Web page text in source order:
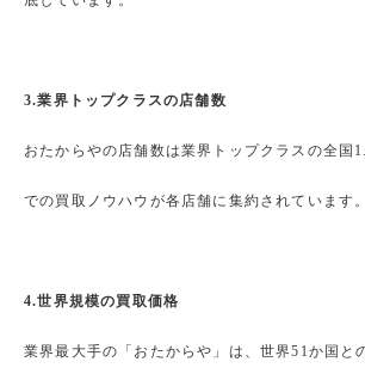
3.業界トップクラスの店舗数
おたからやの店舗数は業界トップクラスの全国
での買取ノウハウが各店舗に集約されています。
4.世界規模の買取価格
業界最大手の「おたからや」は、世界51か国と